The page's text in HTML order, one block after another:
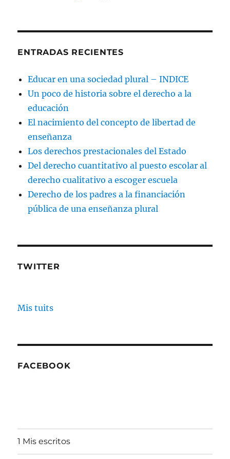
ENTRADAS RECIENTES
Educar en una sociedad plural – INDICE
Un poco de historia sobre el derecho a la
educación
El nacimiento del concepto de libertad de
enseñanza
Los derechos prestacionales del Estado
Del derecho cuantitativo al puesto escolar al
derecho cualitativo a escoger escuela
Derecho de los padres a la financiación
pública de una enseñanza plural
TWITTER
Mis tuits
FACEBOOK
1 Mis escritos